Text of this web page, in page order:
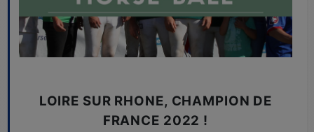
LOIRE SUR RHONE, CHAMPION DE
FRANCE 2022 !